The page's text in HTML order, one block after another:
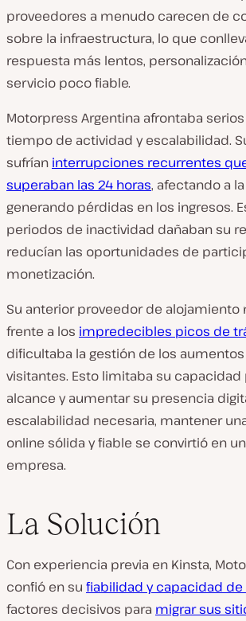
proveedores a menudo carecen de
sobre la infraestructura, lo que
respuesta más lentos,
servicio poco fiable.
Motorpress Argentina afrontaba
tiempo de actividad y escalabilidad.
sufrían interrupciones recurrentes
superaban las 24 horas, afectando a
generando pérdidas en los ingresos.
periodos de inactividad dañaban su
reducían las oportunidades de
monetización.
Su anterior proveedor de alojamiento
frente a los impredecibles picos de
dificultaba la gestión de los
visitantes. Esto limitaba su capacidad
alcance y aumentar su presencia
escalabilidad necesaria, mantener
online sólida y fiable se convirtió en
empresa.
La Solución
Con experiencia previa en Kinsta,
confió en su fiabilidad y capacidad
factores decisivos para migrar sus